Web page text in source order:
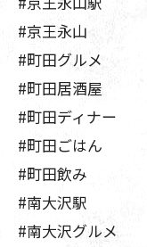
#京王永山
#町田グルメ
#町田居酒屋
#町田ディナー
#町田ごはん
#町田飲み
#南大沢駅
#南大沢グルメ